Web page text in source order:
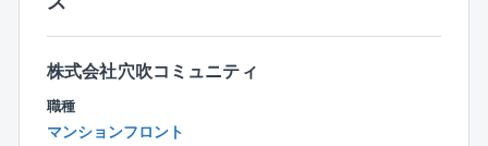
は半々程度の割合です。
また担当物件数を10棟程度に設定し1人当たりの担当物
件数を抑えることで、その分きめ細かい対応を行って
います。
【就業環境】
株式会社穴吹コミュニティ
職種
マンションフロント